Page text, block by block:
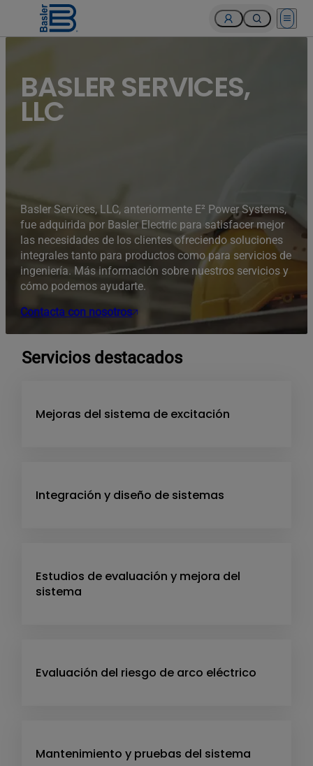
Open
BASLER SERVICES,
LLC
Basler Services, LLC, anteriormente E² Power Systems,
fue adquirida por Basler Electric para satisfacer mejor
las necesidades de los clientes ofreciendo soluciones
integrales tanto para productos como para servicios de
ingeniería. Más información sobre nuestros servicios y
cómo podemos ayudarte.
Contacta con nosotros
Servicios destacados
Mejoras del sistema de excitación
Integración y diseño de sistemas
Estudios de evaluación y mejora del
sistema
Evaluación del riesgo de arco eléctrico
Mantenimiento y pruebas del sistema